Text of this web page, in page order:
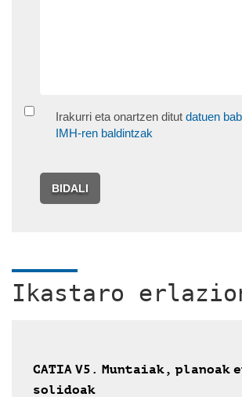
Irakurri eta onartzen ditut datuen
IMH-ren baldintzak
BIDALI
Ikastaro
CATIA V5. Muntaiak, planoak
solidoak